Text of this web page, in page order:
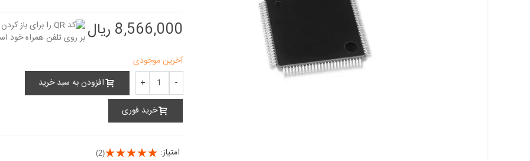
8,566,000 ریال
آخرین موجودی
-
+
افزودن به سبد خرید
خرید فوری
امتیاز: (2)